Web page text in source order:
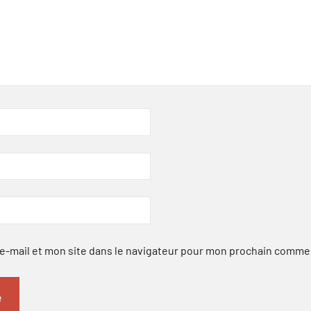
mail et mon site dans le navigateur pour mon prochain